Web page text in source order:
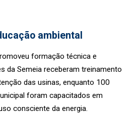
ambiental
formação técnica e
da Semeia receberam treinamento
das usinas, enquanto 100
foram capacitados em
consciente da energia.